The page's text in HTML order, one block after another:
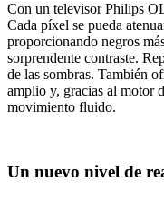
Con un televisor Philips
Cada píxel se pueda
proporcionando negros
sorprendente contraste.
de las sombras. También
amplio y, gracias al motor
movimiento fluido.
Un nuevo nivel de